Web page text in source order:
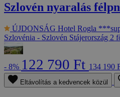
Szlovén nyaralás
ÚJDONSÁG Hotel Rogla
Szlovénia - Szlovén Stájerország 2
- 8% 122 790 Ft 134 190
Eltávolítás a kedvencek közül